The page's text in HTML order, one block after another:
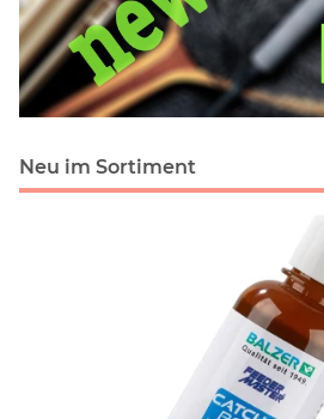
Neu im Sortiment